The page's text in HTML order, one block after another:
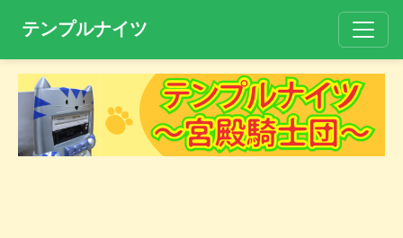
テンプルナイツ